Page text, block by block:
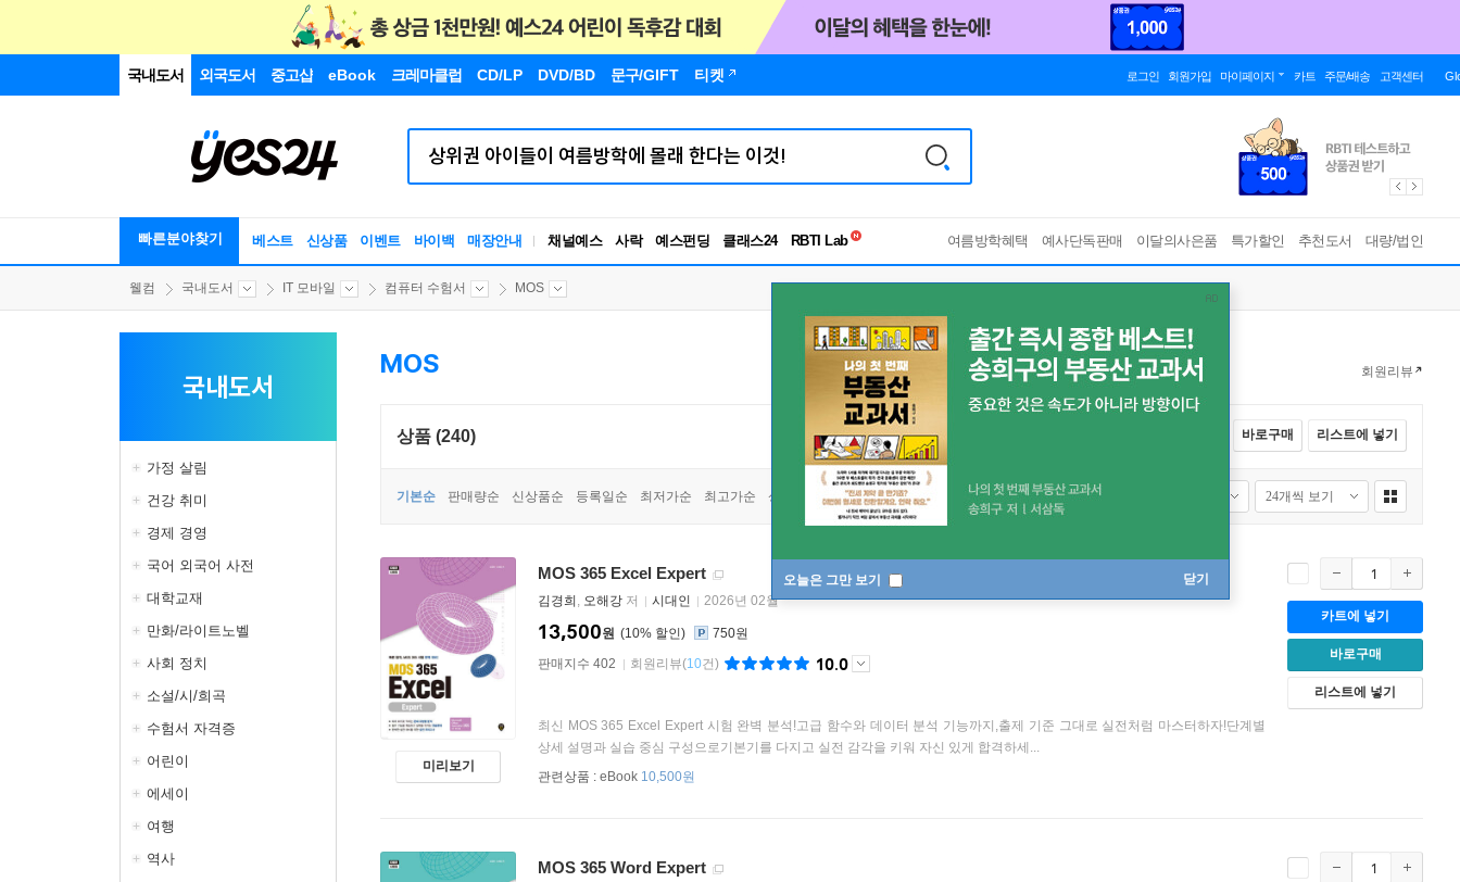
국내도서 외국도서 중고샵 eBook 크레마클럽 CD/LP DVD/BD 문구/GIFT 티켓 로그인 회원가입 마이페이지 카트 주문/배송 고객센터
빠른분야찾기 베스트 신상품 이벤트 바이백 매장안내 채널예스 사락 예스펀딩 클래스24
독서유형검사
여름방학혜택 예사단독판매 이달의사은품 특가할인 추천도서 대량/법인
오늘은 그만 보기 닫기
웰컴 국내도서 IT 모바일 컴퓨터 수험서 MOS
국내도서
가정 살림
건강 취미
경제 경영
국어 외국어 사전
대학교재
만화/라이트노벨
사회 정치
소설/시/희곡
수험서 자격증
어린이
에세이
여행
역사
MOS 회원리뷰
상품 (240) 바로구매 리스트에 넣기
기본순 판매량순 신상품순 등록일순 최저가순 최고가순 상품명순
미리보기
MOS 365 Excel Expert
김경희 , 오해강 저 시대인 2026년 02월
10%
13,500원
750원
판매지수 402
회원리뷰(10건) 10.0
최신 MOS 365 Excel Expert 시험 완벽 분석!고급 함수와 데이터 분석 기능까지,출제 기준 그대로 실전처럼 마스터하자!단계별
상세 설명과 실습 중심 구성으로기본기를 다지고 실전 감각을 키워 자신 있게 합격하세...
관련상품 : eBook 10,500원
카트에 넣기
바로구매
리스트에 넣기
MOS 365 Word Expert